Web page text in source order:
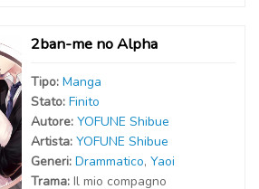
2ban-me no Alpha
Tipo: Manga
Stato: Finito
Autore: YOFUNE Shibue
Artista: YOFUNE Shibue
Generi: Drammatico, Yaoi
Trama: Il mio compagno